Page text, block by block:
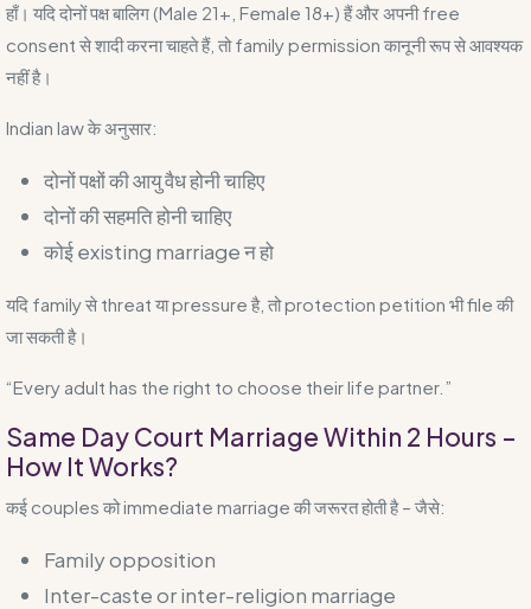
हाँ। यदि दोनों पक्ष बालिग (Male 21+, Female 18+) हैं और अपनी free
consent से शादी करना चाहते हैं, तो family permission कानूनी रूप से आवश्यक
नहीं है।
Indian law के अनुसार:
दोनों पक्षों की आयु वैध होनी चाहिए
दोनों की सहमति होनी चाहिए
कोई existing marriage न हो
यदि family से threat या pressure है, तो protection petition भी file की
जा सकती है।
“Every adult has the right to choose their life partner.”
Same Day Court Marriage Within 2 Hours –
How It Works?
कई couples को immediate marriage की जरूरत होती है – जैसे:
Family opposition
Inter-caste or inter-religion marriage